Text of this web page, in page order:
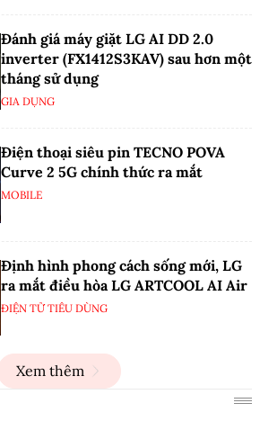
Đánh giá máy giặt LG AI DD 2.0
inverter (FX1412S3KAV) sau hơn một
tháng sử dụng
GIA DỤNG
Điện thoại siêu pin TECNO POVA
Curve 2 5G chính thức ra mắt
MOBILE
Định hình phong cách sống mới, LG
ra mắt điều hòa LG ARTCOOL AI Air
ĐIỆN TỬ TIÊU DÙNG
Xem thêm